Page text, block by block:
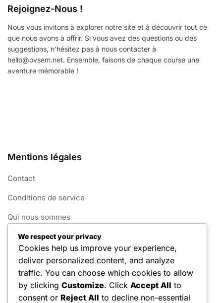
Rejoignez-Nous !
Nous vous invitons à explorer notre site et à découvrir tout ce
que nous avons à offrir. Si vous avez des questions ou des
suggestions, n’hésitez pas à nous contacter à
hello@ovsem.net. Ensemble, faisons de chaque course une
aventure mémorable !
Mentions légales
Contact
Conditions de service
Qui nous sommes
Cookies et suivi
Votre vie privée
Catégories
We respect your privacy
Cookies help us improve your experience,
deliver personalized content, and analyze
traffic. You can choose which cookies to allow
by clicking Customize. Click Accept All to
consent or Reject All to decline non-essential